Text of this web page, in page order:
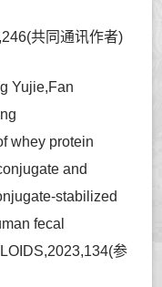
共同通讯作者)
Yujie,Fan
whey protein
and
stabilized
fecal
参